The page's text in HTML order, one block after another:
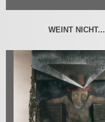
WEINT NICHT...